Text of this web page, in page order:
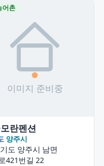
어촌
란펜션
양주시
도 양주시 남면
421번길 22